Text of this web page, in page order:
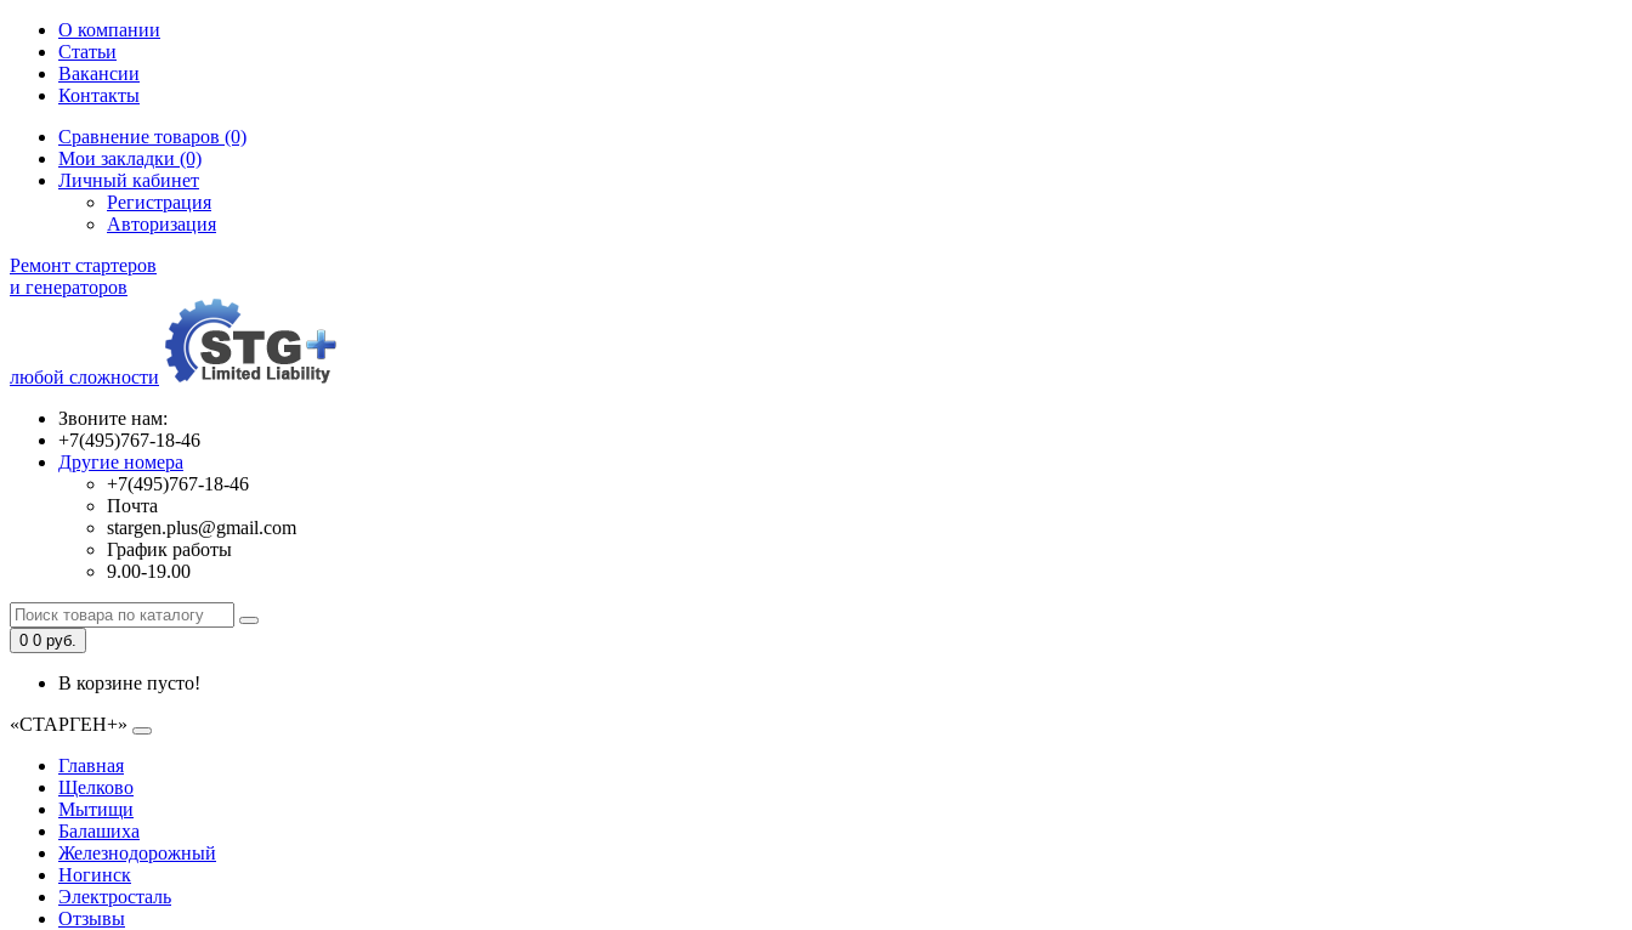
О компании
Статьи
Вакансии
Контакты
Сравнение товаров (0)
Мои закладки (0)
Личный кабинет
Регистрация
Авторизация
Ремонт стартеров
и генераторов
любой сложности
Звоните нам:
+7(495)767-18-46
Другие номера
+7(495)767-18-46
Почта
stargen.plus@gmail.com
График работы
9.00-19.00
0 0 руб.
В корзине пусто!
«СТАРГЕН+»
Главная
Щелково
Мытищи
Балашиха
Железнодорожный
Ногинск
Электросталь
Отзывы